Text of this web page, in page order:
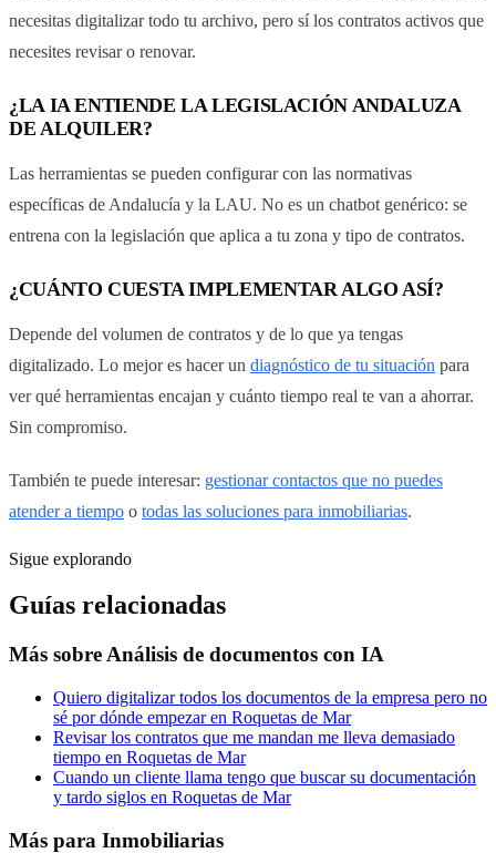
necesitas digitalizar todo tu archivo, pero sí los contratos activos que
necesites revisar o renovar.
¿LA IA ENTIENDE LA LEGISLACIÓN ANDALUZA
DE ALQUILER?
Las herramientas se pueden configurar con las normativas
específicas de Andalucía y la LAU. No es un chatbot genérico: se
entrena con la legislación que aplica a tu zona y tipo de contratos.
¿CUÁNTO CUESTA IMPLEMENTAR ALGO ASÍ?
Depende del volumen de contratos y de lo que ya tengas
digitalizado. Lo mejor es hacer un diagnóstico de tu situación para
ver qué herramientas encajan y cuánto tiempo real te van a ahorrar.
Sin compromiso.
También te puede interesar: gestionar contactos que no puedes
atender a tiempo o todas las soluciones para inmobiliarias.
Sigue explorando
Guías relacionadas
Más sobreAnálisis de documentos con IA
Quiero digitalizar todos los documentos de la empresa pero no
sé por dónde empezar en Roquetas de Mar
Revisar los contratos que me mandan me lleva demasiado
tiempo en Roquetas de Mar
Cuando un cliente llama tengo que buscar su documentación
y tardo siglos en Roquetas de Mar
Más para Inmobiliarias